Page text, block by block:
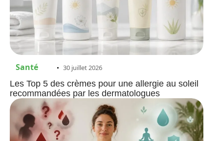
Santé 30 juillet 2026
Les Top 5 des crèmes pour une allergie au soleil
recommandées par les dermatologues